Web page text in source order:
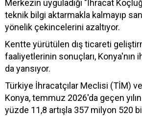
Merkezin uyguladığı "İhracat
teknik bilgi aktarmakla kalmayıp
yönelik çekincelerini azaltıyor.
Kentte yürütülen dış ticareti
faaliyetlerinin sonuçları, Konya'nın
da yansıyor.
Türkiye İhracatçılar Meclisi (TİM)
Konya, temmuz 2026'da geçen yılın
yüzde 11,8 artışla 357 milyon 520